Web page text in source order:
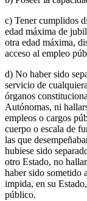
c) Tener cumplidos
edad máxima de
otra edad máxima,
acceso al empleo
d) No haber sido
servicio de
órganos
Autónomas, ni
empleos o cargos
cuerpo o escala de
las que
hubiese sido
otro Estado, no
haber sido sometido
impida, en su
público.